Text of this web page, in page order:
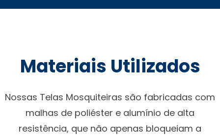
Materiais Utilizados
Nossas Telas Mosquiteiras são fabricadas com
malhas de poliéster e alumínio de alta
resistência, que não apenas bloqueiam a